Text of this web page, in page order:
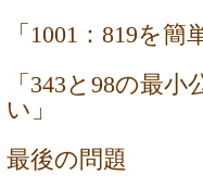
「1001：819を
「343と98の最
い」
最後の問題